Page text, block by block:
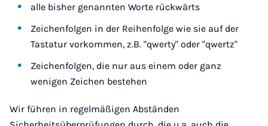
alle bisher genannten Worte rückwärts
Zeichenfolgen in der Reihenfolge wie sie auf der
Tastatur vorkommen, z.B. "qwerty" oder "qwertz"
Zeichenfolgen, die nur aus einem oder ganz
wenigen Zeichen bestehen
Wir führen in regelmäßigen Abständen